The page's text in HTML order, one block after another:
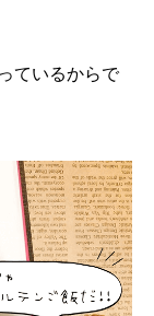
ているからで